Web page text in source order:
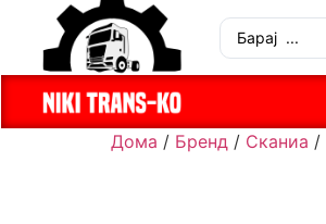
Дома / Бренд / Сканиа /